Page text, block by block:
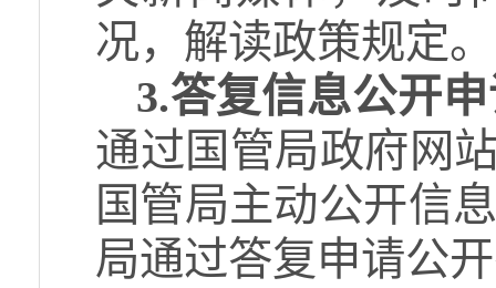
况，解读政策规定。
3.答复信息公开
通过国管局政府网
国管局主动公开信
局通过答复申请公